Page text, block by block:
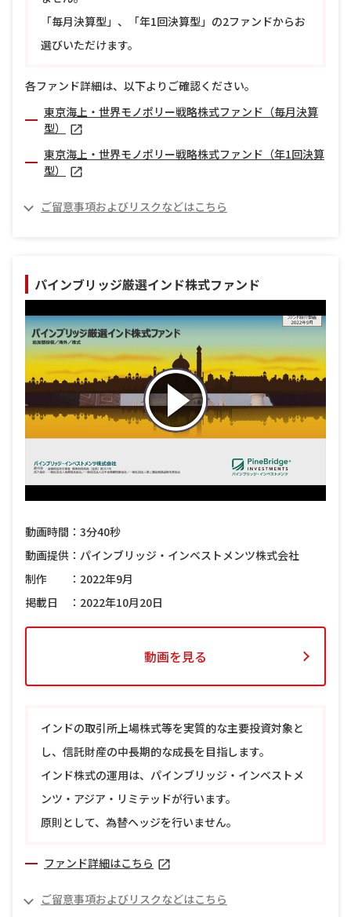
「毎月決算型」、「年1回決算型」の2ファンドからお
選びいただけます。
各ファンド詳細は、以下よりご確認ください。
東京海上・世界モノポリー戦略株式ファンド（毎月決算
型）
東京海上・世界モノポリー戦略株式ファンド（年1回決算
型）
ご留意事項およびリスクなどはこちら
パインブリッジ厳選インド株式ファンド
動画時間：3分40秒
動画提供：パインブリッジ・インベストメンツ株式会社
制作 ：2022年9月
掲載日 ：2022年10月20日
動画を見る
インドの取引所上場株式等を実質的な主要投資対象と
し、信託財産の中長期的な成長を目指します。
インド株式の運用は、パインブリッジ・インベストメ
ンツ・アジア・リミテッドが行います。
原則として、為替ヘッジを行いません。
ファンド詳細はこちら
ご留意事項およびリスクなどはこちら